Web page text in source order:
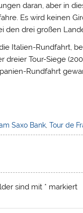
daran, aber in
Es wird keinen
den drei großen
Italien-Rundfahrt,
Tour-Siege
Rundfahrt
Saxo Bank, Tour de
sind mit * markiert